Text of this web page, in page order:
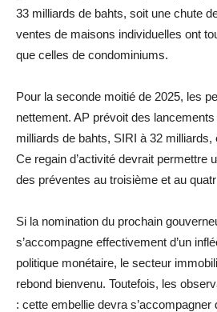
33 milliards de bahts, soit une chute
ventes de maisons individuelles ont
que celles de condominiums.
Pour la seconde moitié de 2025, les
nettement. AP prévoit des
milliards de bahts, SIRI à 32 milliards,
Ce regain d’activité devrait permettre
des préventes au troisième et au
Si la nomination du prochain
s’accompagne effectivement d’un
politique monétaire, le secteur
rebond bienvenu. Toutefois, les
: cette embellie devra